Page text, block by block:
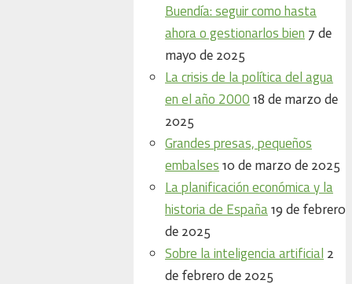
Buendía: seguir como hasta
ahora o gestionarlos bien 7 de
mayo de 2025
La crisis de la política del agua
en el año 2000 18 de marzo de
2025
Grandes presas, pequeños
embalses 10 de marzo de 2025
La planificación económica y la
historia de España 19 de febrero
de 2025
Sobre la inteligencia artificial 2
de febrero de 2025